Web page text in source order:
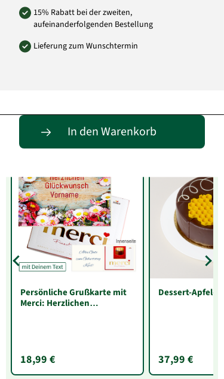
15% Rabatt bei der zweiten,
aufeinanderfolgenden Bestellung
Lieferung zum Wunschtermin
In den Warenkorb
Entdecke passende Alternativen
Persönliche Grußkarte mit
Merci: Herzlichen
18,99 €
Dessert-Apfel-
37,99 €